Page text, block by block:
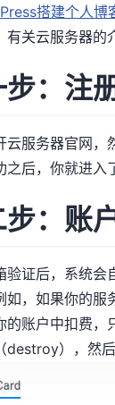
搭建个人博
有关云服务器的
：注
云服务器官网，
之后，你就进入
步：账
验证后，系统会
如，如果你的
的账户中扣费，
destroy），然